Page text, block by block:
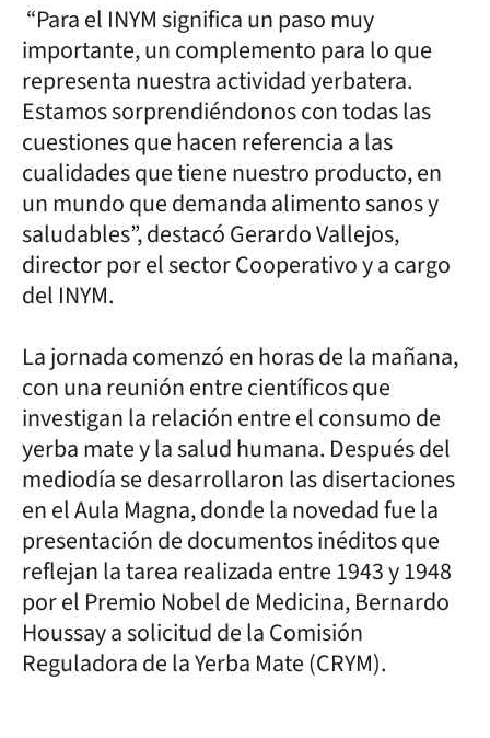
“Para el INYM significa un paso muy
importante, un complemento para lo que
representa nuestra actividad yerbatera.
Estamos sorprendiéndonos con todas las
cuestiones que hacen referencia a las
cualidades que tiene nuestro producto, en
un mundo que demanda alimento sanos y
saludables”, destacó Gerardo Vallejos,
director por el sector Cooperativo y a cargo
del INYM.
La jornada comenzó en horas de la mañana,
con una reunión entre científicos que
investigan la relación entre el consumo de
yerba mate y la salud humana. Después del
mediodía se desarrollaron las disertaciones
en el Aula Magna, donde la novedad fue la
presentación de documentos inéditos que
reflejan la tarea realizada entre 1943 y 1948
por el Premio Nobel de Medicina, Bernardo
Houssay a solicitud de la Comisión
Reguladora de la Yerba Mate (CRYM).